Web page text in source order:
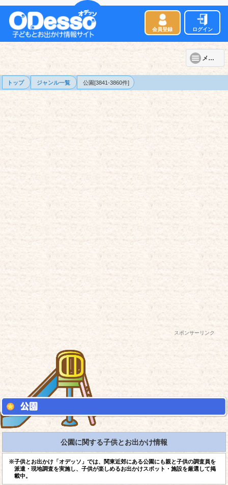
会員登録 ログイン
メニュー
トップ ジャンル一覧 公園[3841-3860件]
スポンサーリンク
公園に関する子供とお出かけ情報
※子供とお出かけ「オデッソ」では、関東近郊にある公園にも親と子供の調査員を
派遣・現地調査を実施し、子供が楽しめるお出かけスポット・施設を厳選して掲
載中。